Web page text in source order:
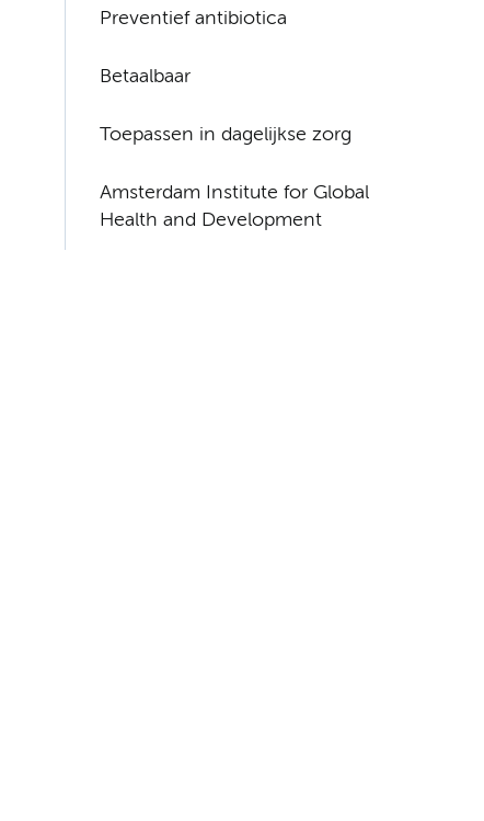
Preventief antibiotica
Betaalbaar
Toepassen in dagelijkse zorg
Amsterdam Institute for Global
Health and Development